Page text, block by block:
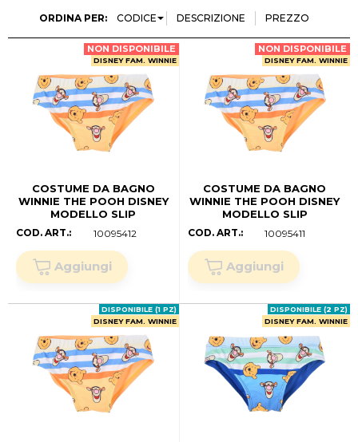
ORDINA PER:
COSTUME DA BAGNO
WINNIE THE POOH DISNEY
MODELLO SLIP
MUTANDINA MARE PISCINA
NEONATO -
EZ05021ARANCIO (anni
03)
COD. ART.: 10095412
DISNEY FAM. WINNIE
NON DISPONIBILE
COSTUME DA BAGNO
WINNIE THE POOH DISNEY
MODELLO SLIP
MUTANDINA MARE PISCINA
NEONATO -
EZ05021ARANCIO (anni
02)
COD. ART.: 10095411
DISNEY FAM. WINNIE
NON DISPONIBILE
DISNEY FAM. WINNIE
DISPONIBILE (1 PZ)
DISNEY FAM. WINNIE
DISPONIBILE (2 PZ)